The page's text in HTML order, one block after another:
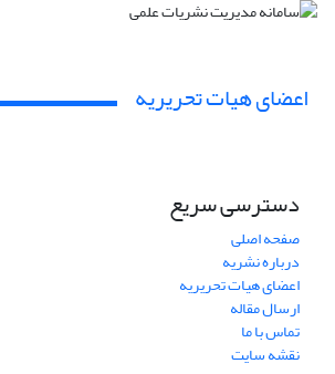
اعضای هیات تحریریه
دسترسی سریع
صفحه اصلی
درباره نشریه
اعضای هیات تحریریه
ارسال مقاله
تماس با ما
نقشه سایت